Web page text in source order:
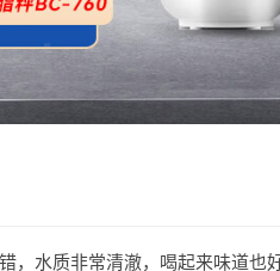
，水质非常清澈，喝起来味道也